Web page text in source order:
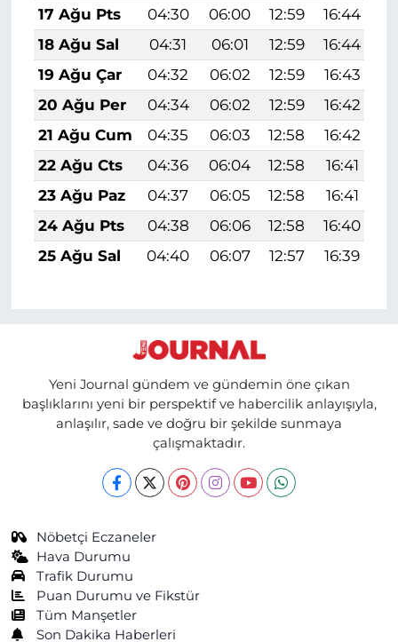
17 Ağu Pts
04:30 06:00 12:59 16:44
18 Ağu Sal
04:31 06:01 12:59 16:44
19 Ağu Çar
04:32 06:02 12:59 16:43
20 Ağu Per
04:34 06:02 12:59 16:42
21 Ağu Cum
04:35 06:03 12:58 16:42
22 Ağu Cts
04:36 06:04 12:58 16:41
23 Ağu Paz
04:37 06:05 12:58 16:41
24 Ağu Pts
04:38 06:06 12:58 16:40
25 Ağu Sal
04:40 06:07 12:57 16:39
Yeni Journal gündem ve gündemin öne çıkan
başlıklarını yeni bir perspektif ve habercilik anlayışıyla,
anlaşılır, sade ve doğru bir şekilde sunmaya
çalışmaktadır.
Nöbetçi Eczaneler
Hava Durumu
Trafik Durumu
Puan Durumu ve Fikstür
Tüm Manşetler
Son Dakika Haberleri